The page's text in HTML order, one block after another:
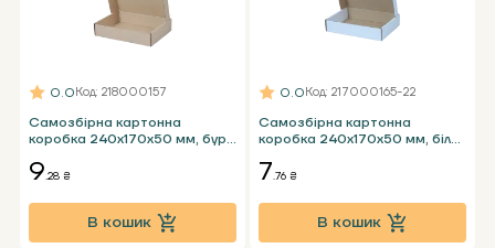
Самозбірна картонна
коробка 240x170x50 мм, бура
пошти пласка
0.0Код: 218000157
9.28 ₴
В кошик
Самозбірна картонна
коробка 240x170x50 мм, біла
пошти пласка
0.0Код: 217000165-22
7.76 ₴
В кошик